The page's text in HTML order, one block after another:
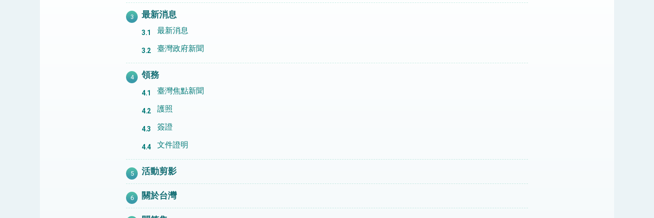
最新消息
最新消息
臺灣政府新聞
領務
臺灣焦點新聞
護照
簽證
文件證明
活動剪影
關於台灣